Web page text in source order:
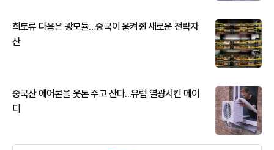
희토류 다음은 광모듈…중국이 움켜쥔 새로운 전략자
산
중국산 에어콘을 웃돈 주고 산다...유럽 열광시킨 메이
디